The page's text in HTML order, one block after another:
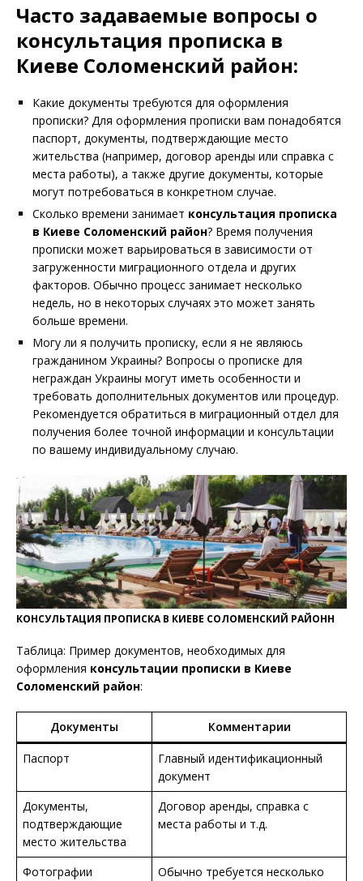
Часто задаваемые вопросы о
консультация прописка в
Киеве Соломенский район:
Какие документы требуются для оформления
прописки? Для оформления прописки вам понадобятся
паспорт, документы, подтверждающие место
жительства (например, договор аренды или справка с
места работы), а также другие документы, которые
могут потребоваться в конкретном случае.
Сколько времени занимает консультация прописка
в Киеве Соломенский район? Время получения
прописки может варьироваться в зависимости от
загруженности миграционного отдела и других
факторов. Обычно процесс занимает несколько
недель, но в некоторых случаях это может занять
больше времени.
Могу ли я получить прописку, если я не являюсь
гражданином Украины? Вопросы о прописке для
неграждан Украины могут иметь особенности и
требовать дополнительных документов или процедур.
Рекомендуется обратиться в миграционный отдел для
получения более точной информации и консультации
по вашему индивидуальному случаю.
КОНСУЛЬТАЦИЯ ПРОПИСКА В КИЕВЕ СОЛОМЕНСКИЙ РАЙОНН
Таблица: Пример документов, необходимых для
оформления консультации прописки в Киеве
Соломенский район:
Документы Комментарии
Паспорт
Главный идентификационный
документ
Документы,
подтверждающие
место жительства
Договор аренды, справка с
места работы и т.д.
Фотографии
Обычно требуется несколько